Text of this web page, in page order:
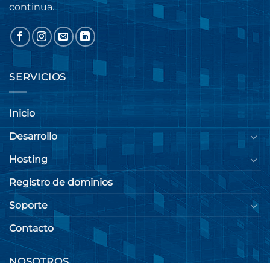
continua.
SERVICIOS
Inicio
Desarrollo
Hosting
Registro de dominios
Soporte
Contacto